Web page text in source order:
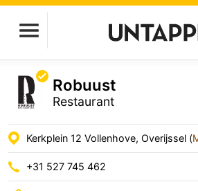
Robuust
Restaurant
Kerkplein 12 Vollenhove, Overijssel (
+31 527 745 462